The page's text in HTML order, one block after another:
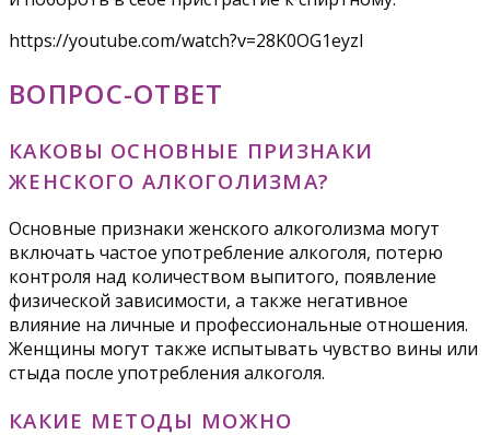
https://youtube.com/watch?v=28K0OG1eyzI
ВОПРОС-ОТВЕТ
КАКОВЫ ОСНОВНЫЕ ПРИЗНАКИ
ЖЕНСКОГО АЛКОГОЛИЗМА?
Основные признаки женского алкоголизма могут
включать частое употребление алкоголя, потерю
контроля над количеством выпитого, появление
физической зависимости, а также негативное
влияние на личные и профессиональные отношения.
Женщины могут также испытывать чувство вины или
стыда после употребления алкоголя.
КАКИЕ МЕТОДЫ МОЖНО